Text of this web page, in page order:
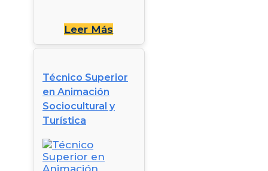
Leer Más
Técnico Superior
en Animación
Sociocultural y
Turística